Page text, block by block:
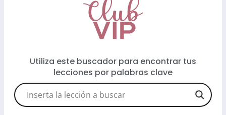
Utiliza este buscador para encontrar tus
lecciones por palabras clave